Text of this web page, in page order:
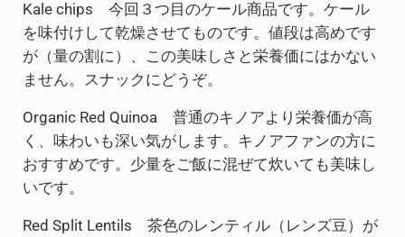
Kale chips 今回３つ目のケール商品です。ケール
を味付けして乾燥させてものです。値段は高めです
が（量の割に）、この美味しさと栄養価にはかない
ません。スナックにどうぞ。
Organic Red Quinoa 普通のキノアより栄養価が高
く、味わいも深い気がします。キノアファンの方に
おすすめです。少量をご飯に混ぜて炊いても美味し
いです。
Red Split Lentils 茶色のレンティル（レンズ豆）が